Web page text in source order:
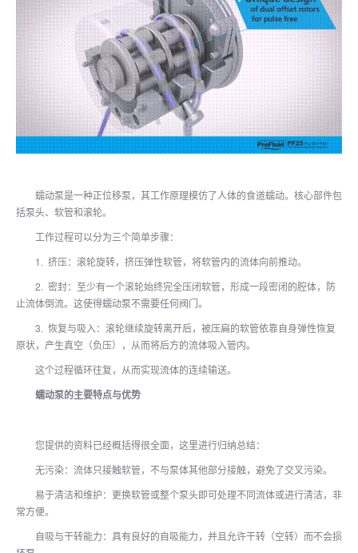
蠕动泵是一种正位移泵，其工作原理模仿了人体的食道蠕动。核心部件包
括泵头、软管和滚轮。
工作过程可以分为三个简单步骤：
1. 挤压：滚轮旋转，挤压弹性软管，将软管内的流体向前推动。
2. 密封：至少有一个滚轮始终完全压闭软管，形成一段密闭的腔体，防
止流体倒流。这使得蠕动泵不需要任何阀门。
3. 恢复与吸入：滚轮继续旋转离开后，被压扁的软管依靠自身弹性恢复
原状，产生真空（负压），从而将后方的流体吸入管内。
这个过程循环往复，从而实现流体的连续输送。
蠕动泵的主要特点与优势
您提供的资料已经概括得很全面，这里进行归纳总结：
无污染：流体只接触软管，不与泵体其他部分接触，避免了交叉污染。
易于清洁和维护：更换软管或整个泵头即可处理不同流体或进行清洁，非
常方便。
自吸与干转能力：具有良好的自吸能力，并且允许干转（空转）而不会损